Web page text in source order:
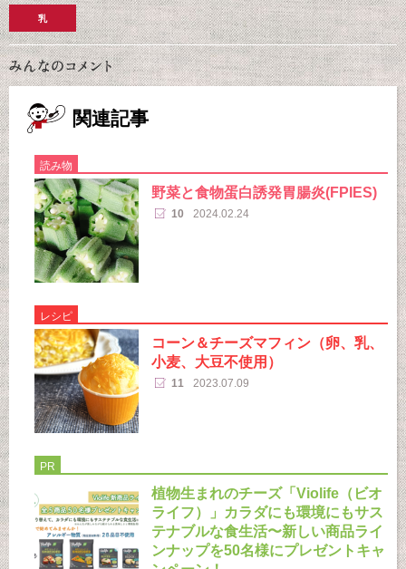
乳
関連記事
読み物
野菜と食物蛋白誘発胃腸炎(FPIES)
10 2024.02.24
レシピ
コーン＆チーズマフィン（卵、乳、
小麦、大豆不使用）
11 2023.07.09
PR
植物生まれのチーズ「Violife（ビオ
ライフ）」カラダにも環境にもサス
テナブルな食生活〜新しい商品ライ
ンナップを50名様にプレゼントキャ